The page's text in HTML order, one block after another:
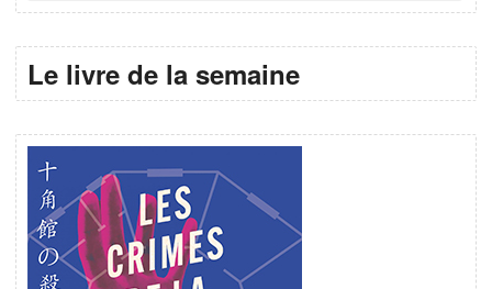
Le livre de la semaine